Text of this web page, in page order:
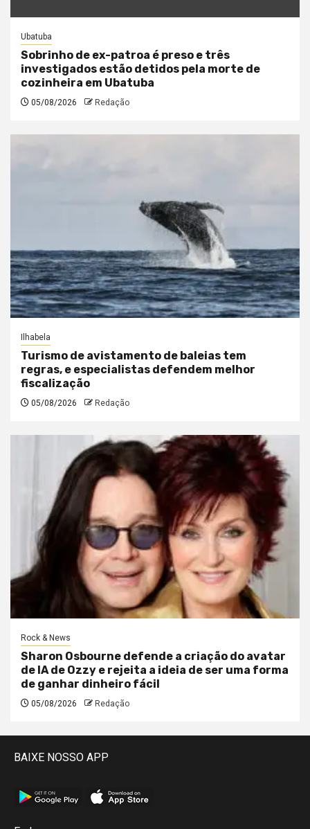
Ubatuba
Sobrinho de ex-patroa é preso e três
investigados estão detidos pela morte de
cozinheira em Ubatuba
05/08/2026 Redação
Ilhabela
Turismo de avistamento de baleias tem
regras, e especialistas defendem melhor
fiscalização
05/08/2026 Redação
Rock & News
Sharon Osbourne defende a criação do avatar
de IA de Ozzy e rejeita a ideia de ser uma forma
de ganhar dinheiro fácil
05/08/2026 Redação
BAIXE NOSSO APP